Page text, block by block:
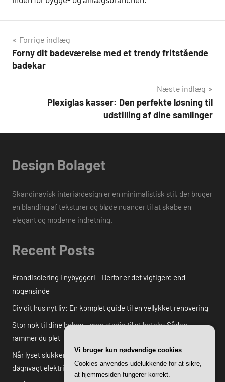
Indlægsnavigation
Forrige indlæg
Forny dit badeværelse med et trendy fritstående
badekar
Næste indlæg
Plexiglas kasser: Den perfekte løsning til
udstilling af dine samlinger
Design Bolaget
Skandinavisk interiørdesign er en minimalistisk stil, der bruger
en blanding af teksturer og bløde nuancer til at skabe en
elegant og moderne indretning.
Recent Posts
Brandisolering i nybyggeri – Derfor er det vigtigere end
nogensinde
Giv dit hus nyt liv: En komplet guide til en vellykket renovering
Stor nok til dine behov – men stadig til at betale: Sådan
rammer du plet
Når lyset slukker i utide: Alt du skal vide om akut hjælp fra en
døgnvagt elektriker
Vi bruger kun nødvendige cookies
Cookies anvendes udelukkende for at sikre,
at hjemmesiden fungerer korrekt.